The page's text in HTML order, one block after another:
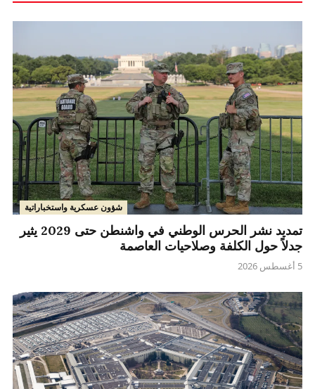
شؤون عسكرية واستخباراتية
تمديد نشر الحرس الوطني في واشنطن حتى 2029 يثير
جدلاً حول الكلفة وصلاحيات العاصمة
5 أغسطس 2026